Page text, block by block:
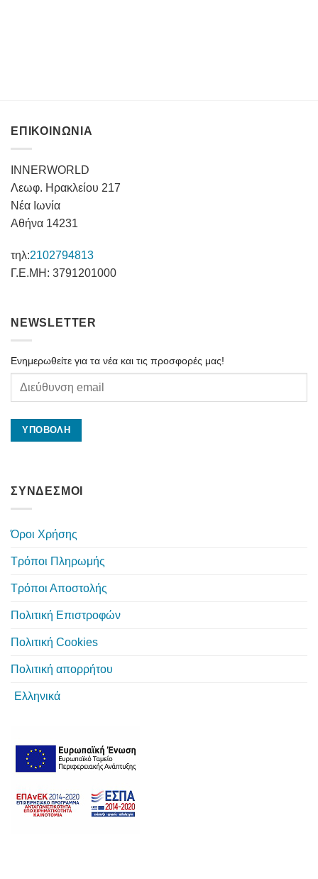
ΕΠΙΚΟΙΝΩΝΙΑ
INNERWORLD
Λεωφ. Ηρακλείου 217
Νέα Ιωνία
Αθήνα 14231
τηλ:2102794813
Γ.Ε.ΜΗ: 3791201000
NEWSLETTER
Ενημερωθείτε για τα νέα και τις προσφορές μας!
ΣΥΝΔΕΣΜΟΙ
Όροι Χρήσης
Τρόποι Πληρωμής
Τρόποι Αποστολής
Πολιτική Επιστροφών
Πολιτική Cookies
Πολιτική απορρήτου
Ελληνικά